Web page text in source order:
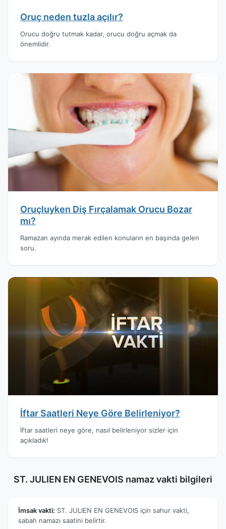
Oruç neden tuzla açılır?
Orucu doğru tutmak kadar, orucu doğru açmak da
önemlidir.
Oruçluyken Diş Fırçalamak Orucu Bozar
mı?
Ramazan ayında merak edilen konuların en başında gelen
soru.
İftar Saatleri Neye Göre Belirleniyor?
İftar saatleri neye göre, nasıl belirleniyor sizler için
açıkladık!
ST. JULIEN EN GENEVOIS namaz vakti bilgileri
İmsak vakti: ST. JULIEN EN GENEVOIS için sahur vakti,
sabah namazı saatini belirtir.